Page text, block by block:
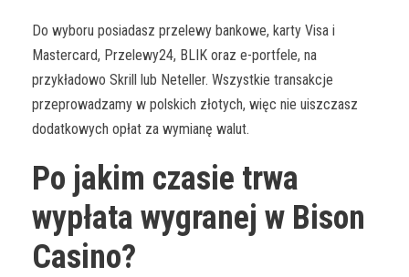
Do wyboru posiadasz przelewy bankowe, karty Visa i
Mastercard, Przelewy24, BLIK oraz e-portfele, na
przykładowo Skrill lub Neteller. Wszystkie transakcje
przeprowadzamy w polskich złotych, więc nie uiszczasz
dodatkowych opłat za wymianę walut.
Po jakim czasie trwa
wypłata wygranej w Bison
Casino?